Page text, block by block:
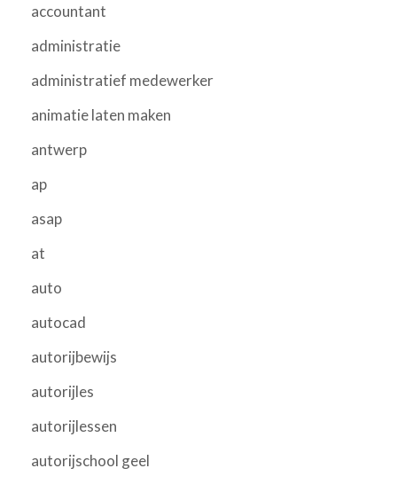
accountant
administratie
administratief medewerker
animatie laten maken
antwerp
ap
asap
at
auto
autocad
autorijbewijs
autorijles
autorijlessen
autorijschool geel